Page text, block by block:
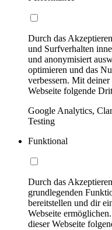
Durch das
und Surfverhalten
und anonymisiert
optimieren und das
verbessern. Mit
Webseite folgende
Google Analytics,
Testing
Funktional
Durch das
grundlegenden
bereitstellen und dir
Webseite
dieser Webseite